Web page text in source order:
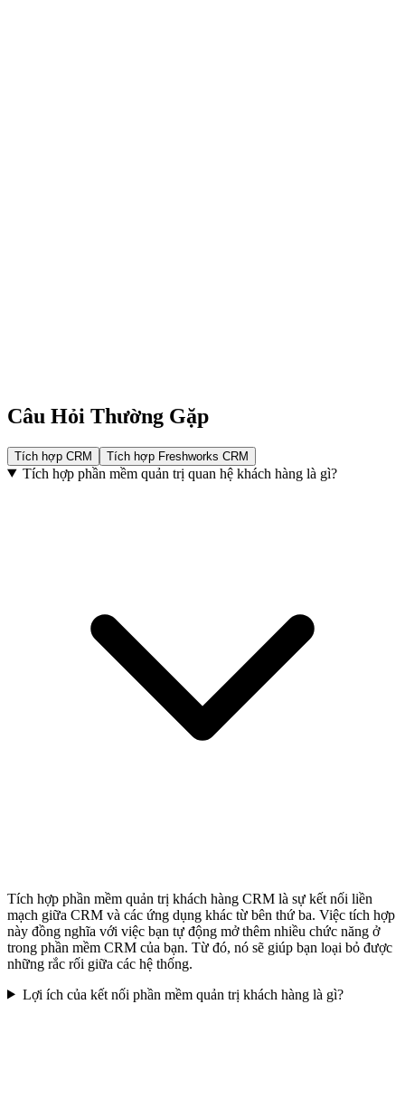
Câu Hỏi Thường Gặp
Tích hợp CRM Tích hợp Freshworks CRM
Tích hợp phần mềm quản trị quan hệ khách hàng là gì?
Tích hợp phần mềm quản trị khách hàng CRM là sự kết nối liền
mạch giữa CRM và các ứng dụng khác từ bên thứ ba. Việc tích hợp
này đồng nghĩa với việc bạn tự động mở thêm nhiều chức năng ở
trong phần mềm CRM của bạn. Từ đó, nó sẽ giúp bạn loại bỏ được
những rắc rối giữa các hệ thống.
Lợi ích của kết nối phần mềm quản trị khách hàng là gì?